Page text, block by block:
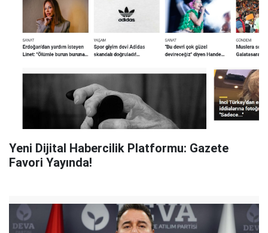
Yeni Dijital Habercilik Platformu: Gazete
Favori Yayında!